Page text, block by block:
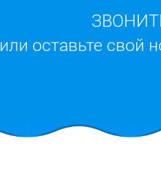
или оставьте свой